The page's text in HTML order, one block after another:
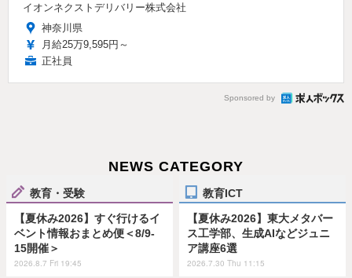
イオンネクストデリバリー株式会社
神奈川県
月給25万9,595円～
正社員
Sponsored by
NEWS CATEGORY
教育・受験
【夏休み2026】すぐ行けるイ
ベント情報おまとめ便＜8/9-
15開催＞
2026.8.7 Fri 19:45
教育ICT
【夏休み2026】東大メタバー
ス工学部、生成AIなどジュニ
ア講座6選
2026.7.30 Thu 11:15